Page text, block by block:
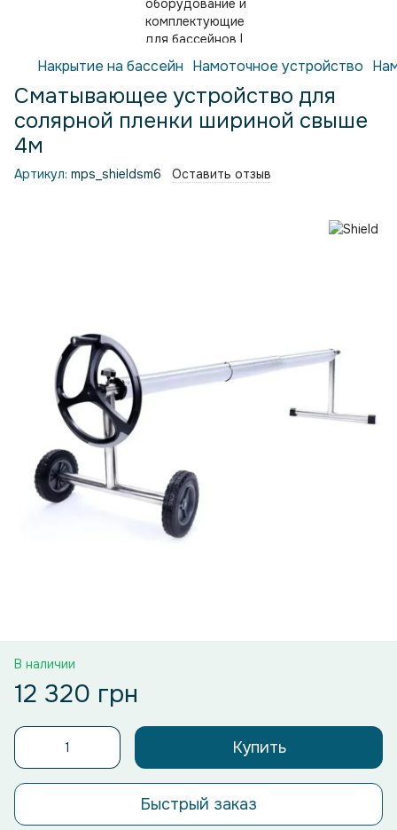
Накрытие на бассейн Намоточное устройство
Сматывающее устройство для
солярной пленки шириной свыше
4м
Артикул: mps_shieldsm6 Оставить отзыв
В наличии
12 320 грн
Купить
Быстрый заказ